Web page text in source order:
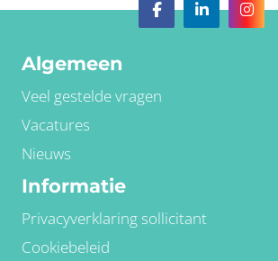
Algemeen
Veel gestelde vragen
Vacatures
Nieuws
Informatie
Privacyverklaring sollicitant
Cookiebeleid